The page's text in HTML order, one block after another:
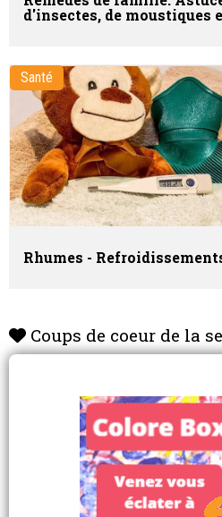
d'insectes, de moustiques
Santé
Rhumes -
Coups de coeur de la